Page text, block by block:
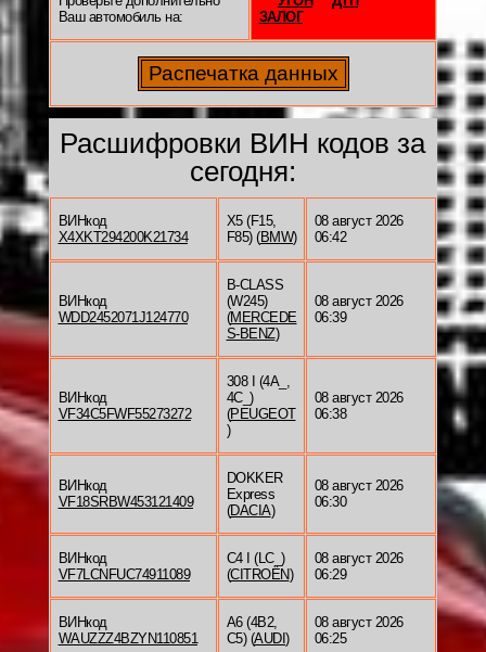
Ваш автомобиль на:
ЗАЛОГ
Расшифровки ВИН кодов за
сегодня:
ВИНкод
X4XKT294200K21734
X5 (F15,
F85) (BMW)
08 август 2026
06:42
ВИНкод
WDD2452071J124770
B-CLASS
(W245)
(MERCEDE
S-BENZ)
08 август 2026
06:39
ВИНкод
VF34C5FWF55273272
308 I (4A_,
4C_)
(PEUGEOT
)
08 август 2026
06:38
ВИНкод
VF18SRBW453121409
DOKKER
Express
(DACIA)
08 август 2026
06:30
ВИНкод
VF7LCNFUC74911089
C4 I (LC_)
(CITROËN)
08 август 2026
06:29
ВИНкод
WAUZZZ4BZYN110851
A6 (4B2,
C5) (AUDI )
08 август 2026
06:25